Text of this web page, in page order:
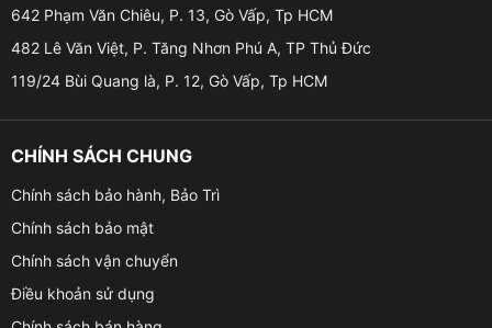
● CPU: UIS8581
● Main: 1.6Hz
● Kết nối được Wifi, Bluetooth, Sim 4G
● Tích hợp trợ lý ảo Có – Trợ lý giọng nói tiếng Việt
642 Phạm Văn Chiêu, P. 13, Gò Vấp, Tp HCM
482 Lê Văn Việt, P. Tăng Nhơn Phú A, TP Thủ Đức
119/24 Bùi Quang là, P. 12, Gò Vấp, Tp HCM
CHÍNH SÁCH CHUNG
Chính sách bảo hành, Bảo Trì
Chính sách bảo mật
Chính sách vận chuyển
Điều khoản sử dụng